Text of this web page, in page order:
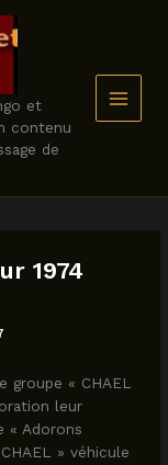
et
contenu
de
1974
groupe « CHAEL
leur
« Adorons
» véhicule